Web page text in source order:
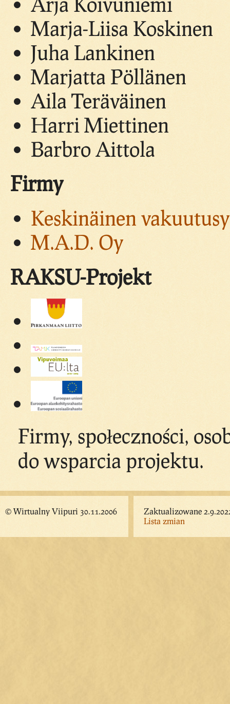
Marja-Liisa Koskinen
Juha Lankinen
Marjatta Pöllänen
Aila Teräväinen
Harri Miettinen
Barbro Aittola
Firmy
Keskinäinen
M.A.D. Oy
RAKSU-Projekt
Firmy, społeczności,
do wsparcia projektu.
© Wirtualny Viipuri 30.11.2006
Zaktualizowane
Lista zmian